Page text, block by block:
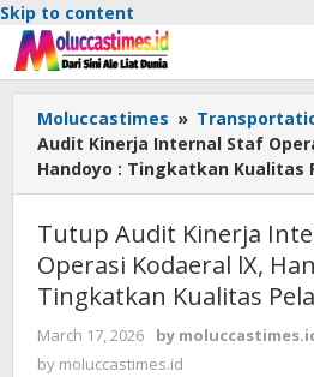
Skip to content
Moluccastimes »
Audit Kinerja Internal Staf
Handoyo : Tingkatkan Kualitas
Tutup Audit Kinerja
Operasi Kodaeral lX,
Tingkatkan Kualitas
March 17, 2026 by
by moluccastimes.id